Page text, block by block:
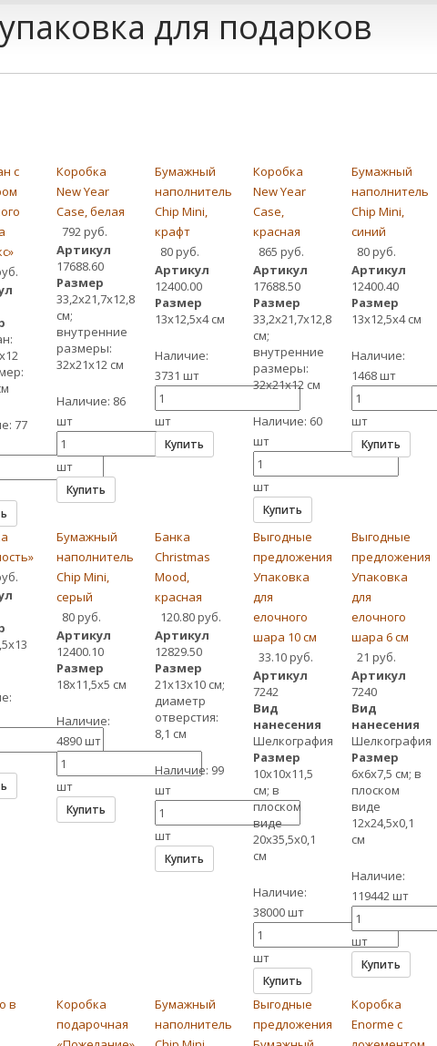
для подарков
с
77
Коробка
New Year
Case, белая
792 руб.
Артикул
17688.60
Размер
33,2х21,7х12,8
см;
внутренние
размеры:
32х21х12 см
Наличие: 86
шт
шт
Купить
Бумажный
наполнитель
Chip Mini,
крафт
80 руб.
Артикул
12400.00
Размер
13x12,5x4 см
Наличие:
3731 шт
шт
Купить
Коробка
New Year
Case,
красная
865 руб.
Артикул
17688.50
Размер
33,2х21,7х12,8
см;
внутренние
размеры:
32х21х12 см
Наличие: 60
шт
шт
Купить
Бумажный
наполнитель
Chip Mini,
синий
80 руб.
Артикул
12400.40
Размер
13x12,5x4 см
Наличие:
1468 шт
шт
Купить
Бумажный
наполнитель
Chip Mini,
серый
80 руб.
Артикул
12400.10
Размер
18x11,5x5 см
Наличие:
4890 шт
шт
Купить
Банка
Christmas
Mood,
красная
120.80 руб.
Артикул
12829.50
Размер
21х13х10 см;
диаметр
отверстия:
8,1 см
Наличие: 99
шт
шт
Купить
Выгодные
предложения
Упаковка
для
елочного
шара 10 см
33.10 руб.
Артикул
7242
Вид
нанесения
Шелкография
Размер
10х10х11,5
см; в
плоском
виде
20х35,5х0,1
см
Наличие:
38000 шт
шт
Купить
Выгодные
предложения
Упаковка
для
елочного
шара 6 см
21 руб.
Артикул
7240
Вид
нанесения
Шелкография
Размер
6х6х7,5 см; в
плоском
виде
12х24,5х0,1
см
Наличие:
119442 шт
шт
Купить
в
Коробка
подарочная
Бумажный
наполнитель
Выгодные
предложения
Коробка
Enorme с